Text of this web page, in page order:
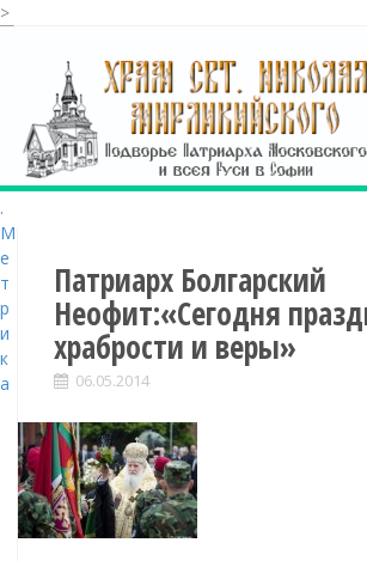
>
c
o
n
t
e
n
t
Патриарх Болгарский
Неофит:«Сегодня
храбрости и веры»
06.05.2014